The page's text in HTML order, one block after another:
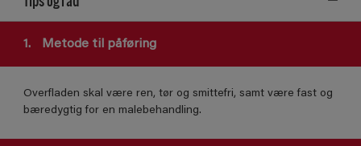
1. Metode til påføring
Overfladen skal være ren, tør og smittefri, samt være fast og
bæredygtig for en malebehandling.